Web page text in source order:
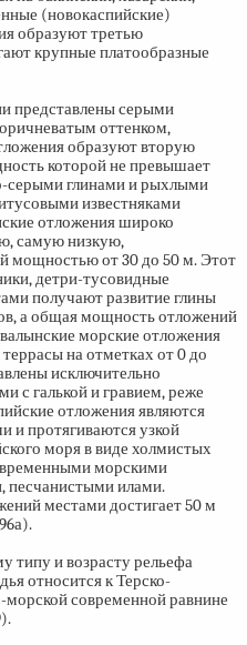
(новокаспийские)
образуют третью
крупные платообразные
представлены серыми
оттенком,
образуют вторую
которой не превышает
серыми глинами и рыхлыми
известняками
отложения широко
самую низкую,
мощностью от 30 до 50 м. Этот
детри-тусовидные
получают развитие глины
а общая мощность отложений
морские отложения
на отметках от 0 до
исключительно
с галькой и гравием, реже
отложения являются
протягиваются узкой
моря в виде холмистых
морскими
песчанистыми илами.
местами достигает 50 м
типу и возрасту рельефа
относится к Терско-
морской современной равнине